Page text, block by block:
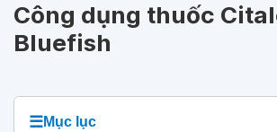
Công dụng thuốc
Bluefish
☰Mục lục